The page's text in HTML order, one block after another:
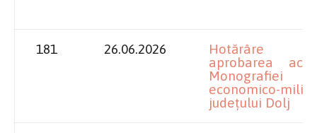
181 26.06.2026
Hotărâre
aprobarea
Monografiei
economico-
județului Dolj